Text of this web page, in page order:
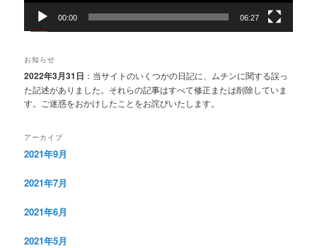
00:00 06:27
お知らせ
2022年3月31日 ：当サイトのいくつかの日記に、ムチンに関する誤っ
た記述がありました。それらの記事はすべて修正または削除していま
す。ご迷惑をおかけしたことをお詫びいたします。
アーカイブ
2021年9月
2021年7月
2021年6月
2021年5月